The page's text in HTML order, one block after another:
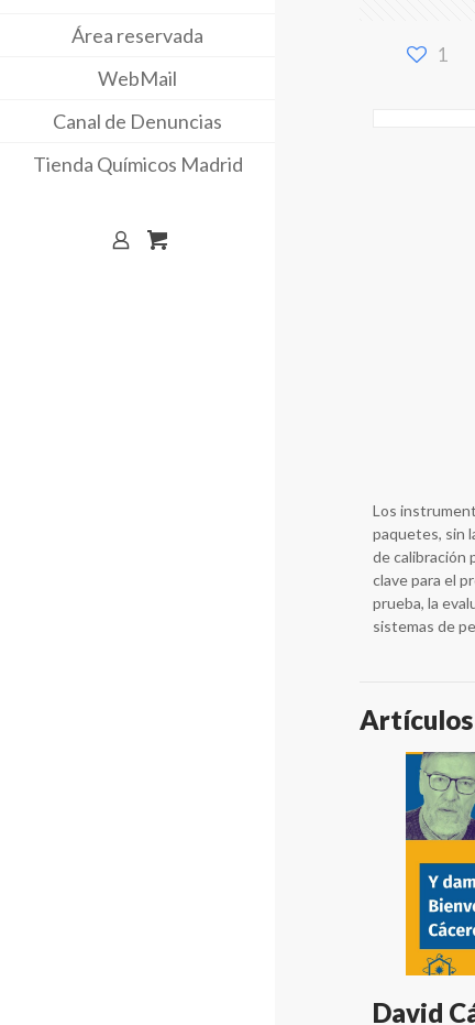
Área reservada
WebMail
Canal de Denuncias
Tienda Químicos Madrid
1
Los
paquetes, sin
de calibración
clave para el
prueba, la
sistemas de
Artículos
David